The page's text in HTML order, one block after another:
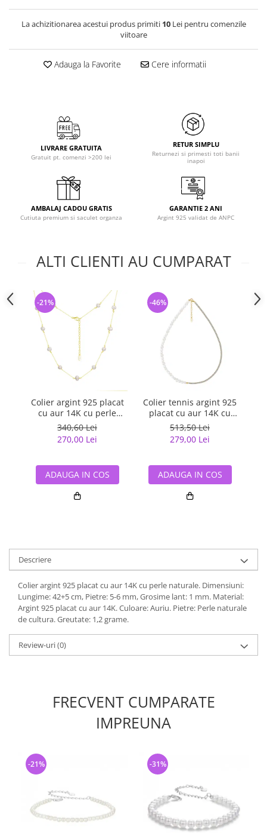
La achizitionarea acestui produs primiti 10Lei pentru comenzile
viitoare
Adauga la Favorite Cere informatii
LIVRARE GRATUITA
Gratuit pt. comenzi >200 lei
RETUR SIMPLU
Returnezi si primesti toti banii
inapoi
AMBALAJ CADOU GRATIS
Cutiuta premium si saculet organza
GARANTIE 2 ANI
Argint 925 validat de ANPC
ALTI CLIENTI AU CUMPARAT
Colier argint 925 placat
cu aur 14K cu perle
naturale
340,60 Lei
270,00 Lei
-21%
ADAUGA IN COS
Colier tennis argint 925
placat cu aur 14K cu
perle si zirconiu
513,50 Lei
279,00 Lei
-46%
ADAUGA IN COS
Descriere
Colier argint 925 placat cu aur 14K cu perle naturale. Dimensiuni:
Lungime: 42+5 cm, Pietre: 5-6 mm, Grosime lant: 1 mm. Material:
Argint 925 placat cu aur 14K. Culoare: Auriu. Pietre: Perle naturale
de cultura. Greutate: 1,2 grame.
Review-uri(0)
FRECVENT CUMPARATE
IMPREUNA
-21% -31%